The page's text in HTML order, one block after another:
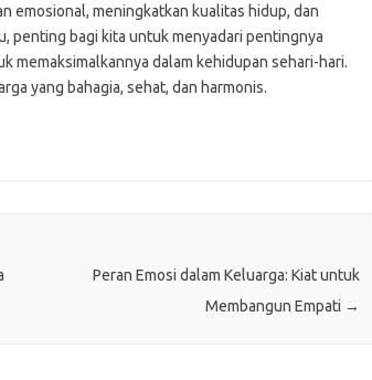
emosional, meningkatkan kualitas hidup, dan
penting bagi kita untuk menyadari pentingnya
memaksimalkannya dalam kehidupan sehari-hari.
yang bahagia, sehat, dan harmonis.
Peran Emosi dalam Keluarga: Kiat untuk
Membangun Empati →